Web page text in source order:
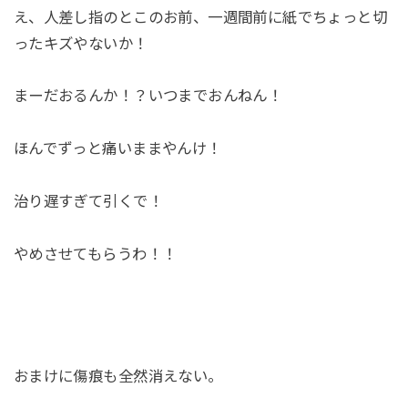
え、人差し指のとこのお前、一週間前に紙でちょっと切
ったキズやないか！
まーだおるんか！？いつまでおんねん！
ほんでずっと痛いままやんけ！
治り遅すぎて引くで！
やめさせてもらうわ！！
おまけに傷痕も全然消えない。